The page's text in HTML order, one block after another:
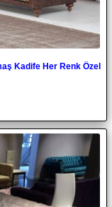
Kadife Her Renk Özel